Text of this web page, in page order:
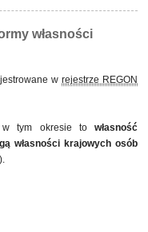
własności
wrejestrze REGON
w tym okresie to własność
własności krajowych osób
).